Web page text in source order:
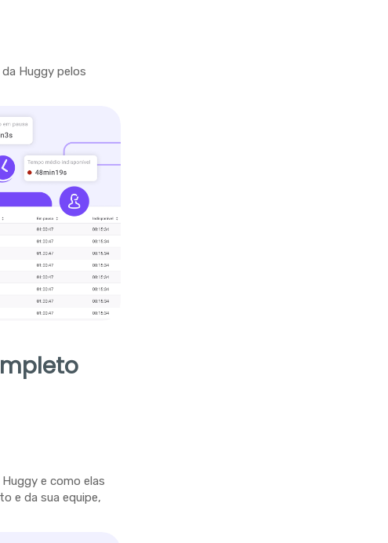
Huggy pelos
e como elas
e da sua equipe,